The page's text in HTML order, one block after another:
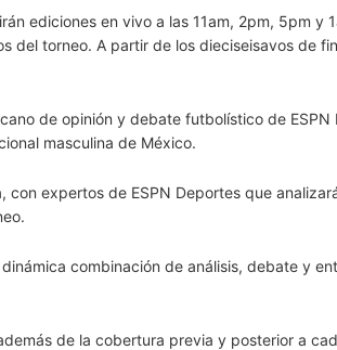
ediciones en vivo a las 11am, 2pm, 5pm y
del torneo. A partir de los dieciseisavos de
de opinión y debate futbolístico de ESPN
masculina de México.
expertos de ESPN Deportes que
combinación de análisis, debate y
de la cobertura previa y posterior a